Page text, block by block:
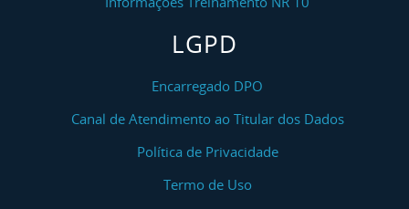
LGPD
Encarregado DPO
Canal de Atendimento ao Titular dos Dados
Política de Privacidade
Termo de Uso